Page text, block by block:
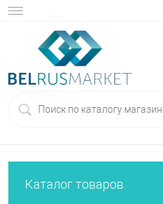
Каталог товаров